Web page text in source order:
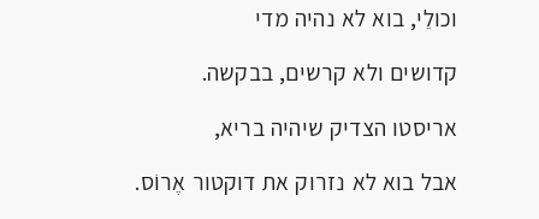
וכולֵי, בוא לא נהיה מדי
קדושים ולא קרשים, בבקשה.
אריסטו הצדיק שיהיה בריא,
אבל בוא לא נזרוק את דוקטור אֶרוֹס.